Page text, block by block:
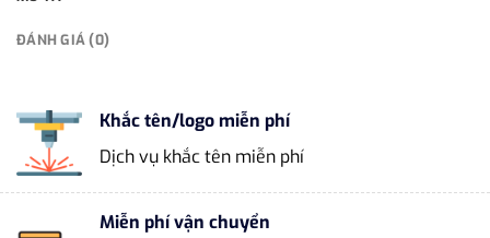
ĐÁNH GIÁ (0)
Khắc tên/logo miễn phí
Dịch vụ khắc tên miễn phí
Miễn phí vận chuyển